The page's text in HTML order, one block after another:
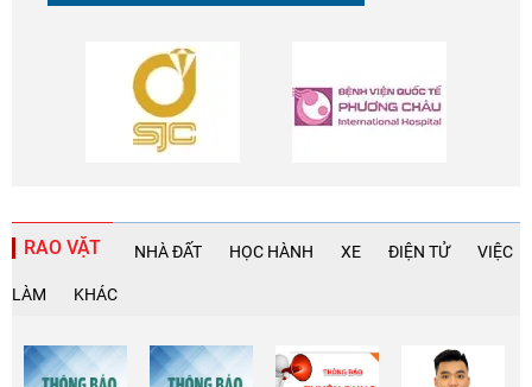
RAO VẶT NHÀ ĐẤT HỌC HÀNH XE ĐIỆN TỬ VIỆC
LÀM KHÁC